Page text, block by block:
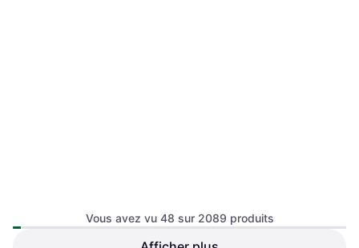
Salomon S/Pro Alpha 110
Vous avez vu 48 sur 2089 produits